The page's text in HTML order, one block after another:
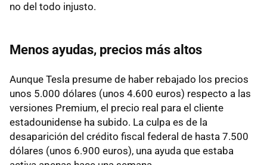
no del todo injusto.
Menos ayudas, precios más altos
Aunque Tesla presume de haber rebajado los precios
unos 5.000 dólares (unos 4.600 euros) respecto a las
versiones Premium, el precio real para el cliente
estadounidense ha subido. La culpa es de la
desaparición del crédito fiscal federal de hasta 7.500
dólares (unos 6.900 euros), una ayuda que estaba